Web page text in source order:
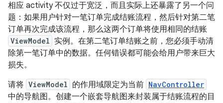
相应 activity 不仅过于宽泛，而且实际上还暴露了另一个问
题：如果用户针对一笔订单完成结账流程，然后针对第二笔
订单再次完成该流程，那么这两个订单将使用相同的结账
ViewModel 实例。在第二笔订单结账之前，您必须手动清
除第一笔订单中的数据。任何错误都可能会给用户带来巨大
损失。
请将 ViewModel 的作用域限定为当前 NavController
中的导航图。创建一个嵌套导航图来封装属于结账流程的目